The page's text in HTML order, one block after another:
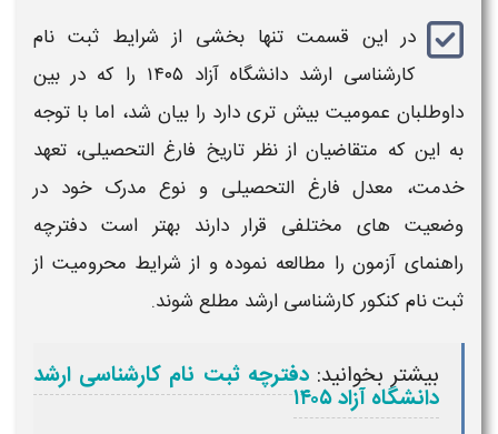
در این قسمت تنها بخشی از شرایط ثبت نام
کارشناسی ارشد دانشگاه آزاد ۱۴۰۵ را که در بین
داوطلبان عمومیت بیش تری دارد را بیان شد، اما با توجه
به این که متقاضیان از نظر تاریخ فارغ التحصیلی، تعهد
خدمت، معدل فارغ التحصیلی و نوع مدرک خود در
وضعیت های مختلفی قرار دارند بهتر است دفترچه
راهنمای آزمون را مطالعه نموده و از شرایط محرومیت از
ثبت نام کنکور کارشناسی ارشد مطلع شوند.
بیشتر بخوانید: دفترچه ثبت نام کارشناسی ارشد
دانشگاه آزاد ۱۴۰۵